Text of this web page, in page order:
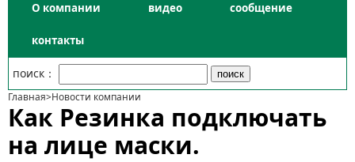
О компании видео сообщение
контакты
поиск：
Главная>Новости компании
Как Резинка подключать
на лице маски.